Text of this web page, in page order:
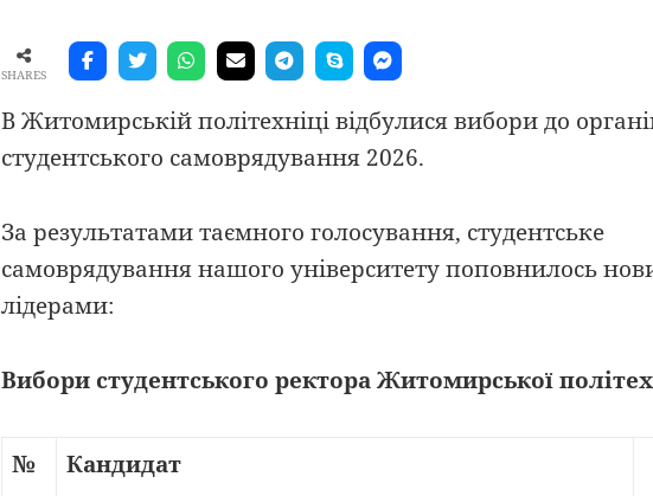
SHARES
В Житомирській політехніці відбулися вибори до
студентського самоврядування 2026.
За результатами таємного голосування, студентське
самоврядування нашого університету поповнилось
лідерами:
Вибори студентського ректора Житомирської
№ Кандидат